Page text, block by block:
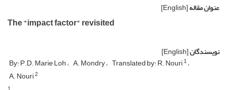
عنوان مقاله[English]
The "impact factor" revisited
نویسندگان[English]
By: P.D. Marie Loh A. Mondry Translated by: R. Nouri1
A. Nouri2